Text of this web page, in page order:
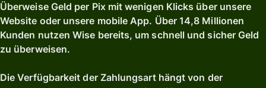
Überweise Geld per Pix mit wenigen Klicks über unsere
Website oder unsere mobile App. Über 14,8 Millionen
Kunden nutzen Wise bereits, um schnell und sicher Geld
zu überweisen.
Die Verfügbarkeit der Zahlungsart hängt von der